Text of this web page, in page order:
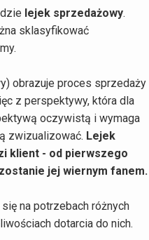
lejek sprzedażowy.
sklasyfikować
obrazuje proces sprzedaży
z perspektywy, która dla
oczywistą i wymaga
zwizualizować. Lejek
klient - od pierwszego
jej wiernym fanem.
na potrzebach różnych
dotarcia do nich.